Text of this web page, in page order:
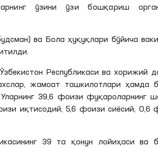
ўзини ўзи бошқариш
ва Бола ҳуқуқлари бўйича
Республикаси ва хорижий
жамоат ташкилотлари ҳамда
39,6 фоизи фуқароларнинг
иқтисодий, 5,6 фоизи сиёсий, 0,6
39 та қонун лойиҳаси ва